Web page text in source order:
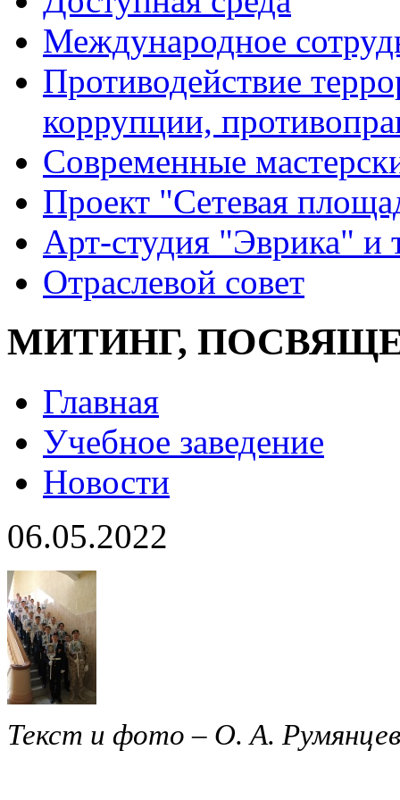
Международное
Противодействие
коррупции,
Современные
Проект "Сетевая
Арт-студия "Эврика" и
Отраслевой совет
МИТИНГ,
Главная
Учебное заведение
Новости
06.05.2022
Текст и фото – О. А.